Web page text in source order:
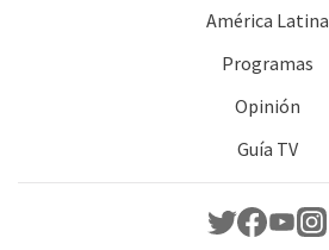
América Latina
Programas
Opinión
Guía TV